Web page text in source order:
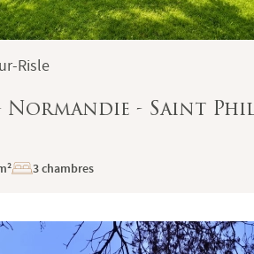
Risle
Normandie - Saint
3 chambres